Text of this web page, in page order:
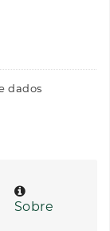
dados
Sobre